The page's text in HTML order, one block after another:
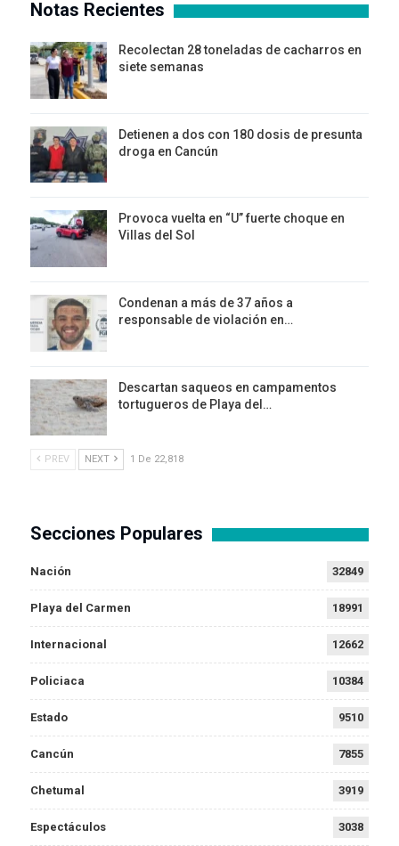
Notas Recientes
Recolectan 28 toneladas de cacharros en
siete semanas
Detienen a dos con 180 dosis de presunta
droga en Cancún
Provoca vuelta en “U” fuerte choque en
Villas del Sol
Condenan a más de 37 años a
responsable de violación en…
Descartan saqueos en campamentos
tortugueros de Playa del…
PREV NEXT 1 De 22,818
Secciones Populares
Nación 32849
Playa del Carmen 18991
Internacional 12662
Policiaca 10384
Estado 9510
Cancún 7855
Chetumal 3919
Espectáculos 3038